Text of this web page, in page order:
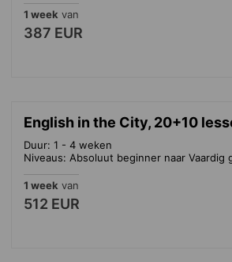
1 week van
387 EUR
English in the City, 20+10
Duur: 1 - 4 weken
Niveaus: Absoluut beginner naar Vaardig
1 week van
512 EUR